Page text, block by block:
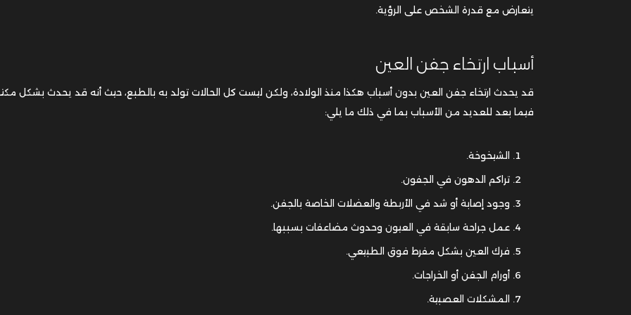
يتعارض مع قدرة الشخص على الرؤية.
أسباب ارتخاء جفن العين
قد يحدث ارتخاء جفن العين بدون أسباب هكذا منذ الولادة، ولكن ليست كل الحالات تولد به بالطبع، حيث أنه قد يحدث بشكل
فيما بعد للعديد من الأسباب بما في ذلك ما يلي:
الشيخوخة.
تراكم الدهون في الجفون.
وجود إصابة أو شد في الأربطة والعضلات الخاصة بالجفن.
عمل جراحة سابقة في العيون وحدوث مضاعفات بسببها.
فرك العين بشكل مفرط فوق الطبيعي.
أورام الجفن أو الخراجات.
المشكلات العصبية.